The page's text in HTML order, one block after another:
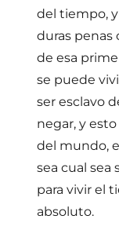
del tiempo,
duras penas
de esa
se puede
ser esclavo
negar, y
del mundo,
sea cual sea
para vivir el
absoluto.